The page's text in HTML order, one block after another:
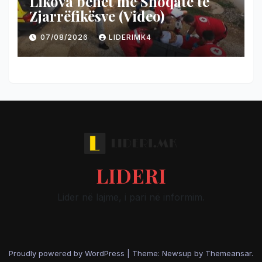
Zjarrëfikësve (Video)
07/08/2026 LIDERIMK4
LIDERI
Lider në lajme, i pari në informim.
Proudly powered by WordPress Theme: Newsup by Themeansar.